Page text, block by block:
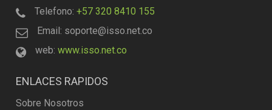
Telefono:+57 320 8410 155
Email: soporte@isso.net.co
web:www.isso.net.co
ENLACES RAPIDOS
Sobre Nosotros